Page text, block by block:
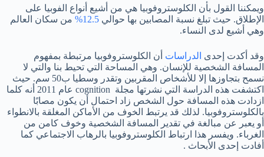
ويمكننا القول بأن الكلوستروفوبيا هي من أشيع أنواع الفوبيا على
الإطلاق. حيث تبلغ نسبة المصابين بها حوالي 12.5%
من سكان العالم
وهي أشيع لدى النساء.
وقد أكدت إحدى الدراسات أن الكلوستروفوبيا مرتبطة بمفهوم
المسافة الشخصية للإنسان. وهي المساحة التي تحيط بنا والتي لا
نسمح بتجاوزها إلا للأشخاص المقربين وتقدر وسطيا ب50 سم. حيث
اكتشفت هذه الدراسة التي نشرتها مجلة cognition عام 2011 أنه كلما
ازدادت هذه المسافة حول الشخص زاد احتمال أن يكون مصابًا
بالكلوستروفوبيا. لذلك قد يرتبط الخوف من الأماكن المغلقة بالانطواء
أو يعبر عن مبالغة في تقدير المسافة الشخصية وخوف كامن من
الغرباء. ويفسر هذا ارتباط الكلوستروفوبيا بالرهاب الاجتماعي كما
أفادت إحدى الأبحاث .